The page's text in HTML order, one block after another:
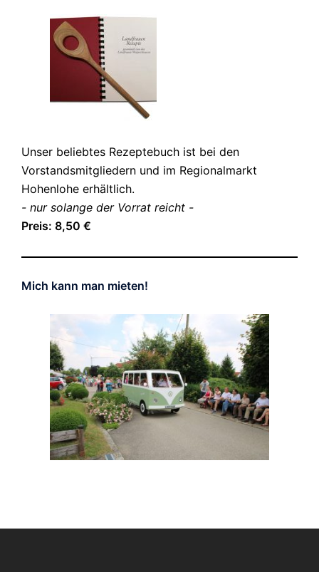
Unser beliebtes Rezeptebuch ist bei den
Vorstandsmitgliedern und im Regionalmarkt
Hohenlohe erhältlich.
- nur solange der Vorrat reicht -
Preis: 8,50 €
Mich kann man mieten!